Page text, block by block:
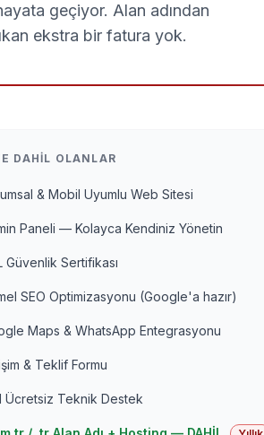
geçiyor. Alan adından
ekstra bir fatura yok.
DAHIL OLANLAR
& Mobil Uyumlu Web Sitesi
Paneli — Kolayca Kendiniz Yönetin
Güvenlik Sertifikası
SEO Optimizasyonu (Google'a hazır)
Maps & WhatsApp Entegrasyonu
& Teklif Formu
Ücretsiz Teknik Destek